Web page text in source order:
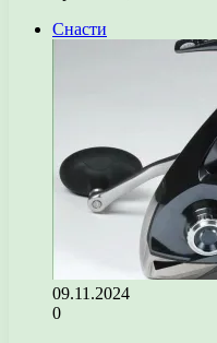
Снасти
09.11.2024
0